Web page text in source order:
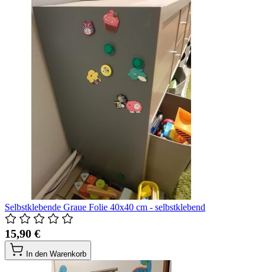
Selbstklebende Graue Folie 40x40 cm - selbstklebend
15,90 €
In den Warenkorb